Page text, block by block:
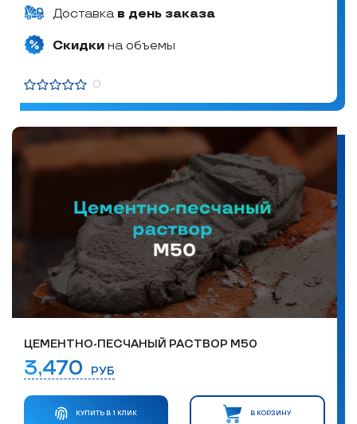
Доставка в день заказа
Скидки на объемы
0
ЦЕМЕНТНО-ПЕСЧАНЫЙ РАСТВОР М50
3,470 РУБ
КУПИТЬ В 1 КЛИК В КОРЗИНУ